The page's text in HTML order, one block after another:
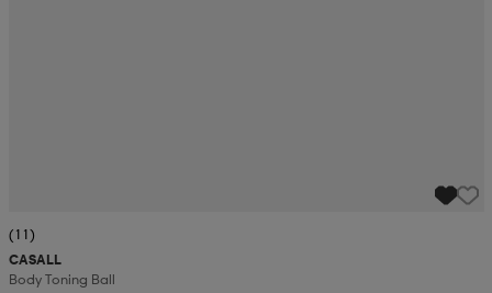
(11)
CASALL
Body Toning Ball